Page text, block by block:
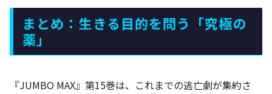
まとめ：生きる目的を問う「究極の
薬」
『JUMBO MAX』第15巻は、これまでの逃亡劇が集約さ